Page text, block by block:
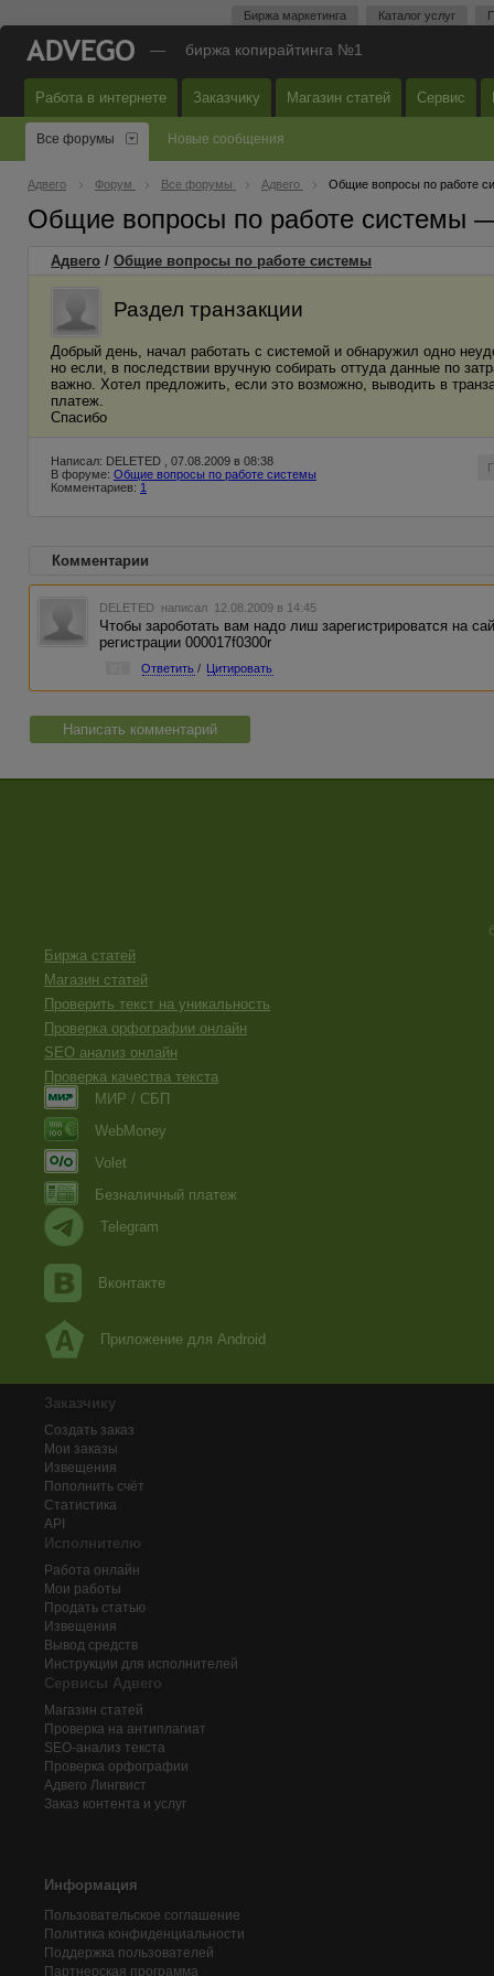
Биржа маркетинга Каталог услуг
— биржа копирайтинга №1
Работа в интернете Заказчику Магазин статей Сервис
Все форумы Новые сообщения
Адвего Форум Все форумы Адвего Общие вопросы по работе
Общие вопросы по работе системы
Адвего / Общие вопросы по работе системы
Раздел транзакции
Добрый день, начал работать с системой и обнаружил одно
но если, в последствии вручную собирать оттуда данные по
важно. Хотел предложить, если это возможно, выводить в
платеж.
Спасибо
Написал: DELETED , 07.08.2009 в 08:38
В форуме: Общие вопросы по работе системы
Комментариев: 1
Комментарии
DELETED написал 12.08.2009 в 14:45
Чтобы зароботать вам надо лиш зарегистрироватся на
регистрации 000017f0300r
Ответить / Цитировать
Написать комментарий
Биржа статей
Магазин статей
Проверить текст на уникальность
Проверка орфографии онлайн
SEO анализ онлайн
Проверка качества текста
МИР / СБП
WebMoney
Volet
Безналичный платеж
Telegram
Вконтакте
Приложение для Android
Заказчику
Создать заказ
Мои заказы
Извещения
Пополнить счёт
Статистика
API
Исполнителю
Работа онлайн
Мои работы
Продать статью
Извещения
Вывод средств
Инструкции для исполнителей
Сервисы Адвего
Магазин статей
Проверка на антиплагиат
SEO-анализ текста
Проверка орфографии
Адвего Лингвист
Заказ контента и услуг
Информация
Пользовательское соглашение
Политика конфиденциальности
Поддержка пользователей
Партнерская программа